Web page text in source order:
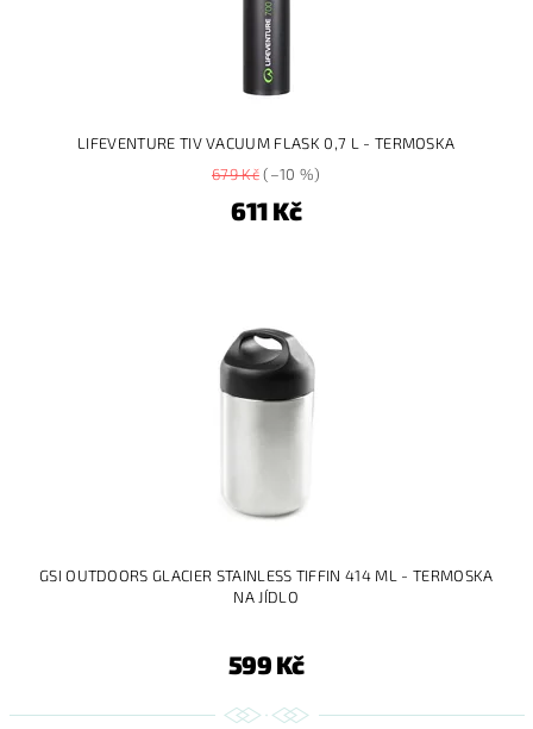
LIFEVENTURE TIV VACUUM FLASK 0,7 L - TERMOSKA
679 Kč(–10 %)
611 Kč
GSI OUTDOORS GLACIER STAINLESS TIFFIN 414 ML - TERMOSKA
NA JÍDLO
599 Kč